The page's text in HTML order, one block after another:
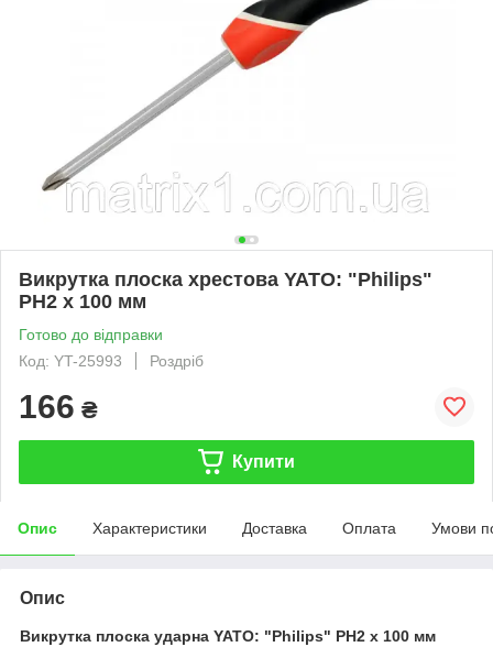
Викрутка плоска хрестова YATO: "Philips"
PH2 х 100 мм
Готово до відправки
Код: YT-25993
Роздріб
166 ₴
Купити
Опис Характеристики Доставка Оплата Умови
Опис
Викрутка плоска ударна YATO: "Philips" PH2 х 100 мм